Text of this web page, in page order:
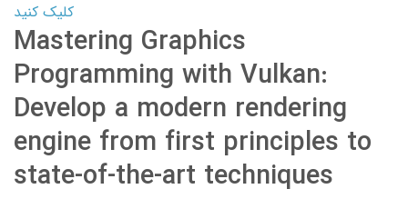
کلیک کنید
Mastering Graphics
Programming with Vulkan:
Develop a modern rendering
engine from first principles to
state-of-the-art techniques